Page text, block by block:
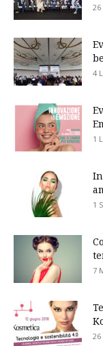
26
4
1
1
7
26